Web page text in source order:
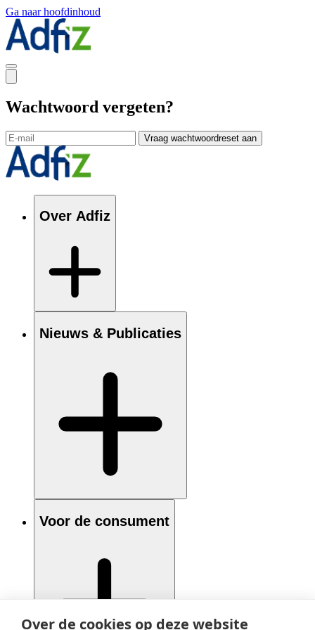
Over de cookies op deze website
Ga naar hoofdinhoud
Wachtwoord vergeten?
Vraag wachtwoordreset aan
Over Adfiz
Nieuws & Publicaties
Voor de consument